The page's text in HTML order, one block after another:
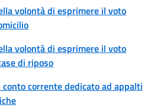
volontà di esprimere il voto
volontà di esprimere il voto
di riposo
conto corrente dedicato ad appalti